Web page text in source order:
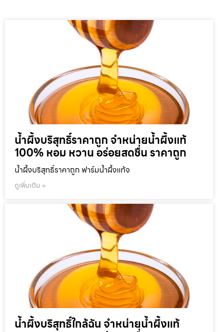
น้ำผึ้งบริสุทธิ์ราคาถูก จำหน่ายน้ำผึ้งแท้
100% หอม หวาน อร่อยสดชื่น ราคาถูก
น้ำผึ้งบริสุทธิ์ราคาถูก ฟาร์มน้ำผึ้งแท้จ
ดูเพิ่มเติม »
น้ำผึ้งบริสุทธิ์ใกล้ฉัน จำหน่ายน้ำผึ้งแท้